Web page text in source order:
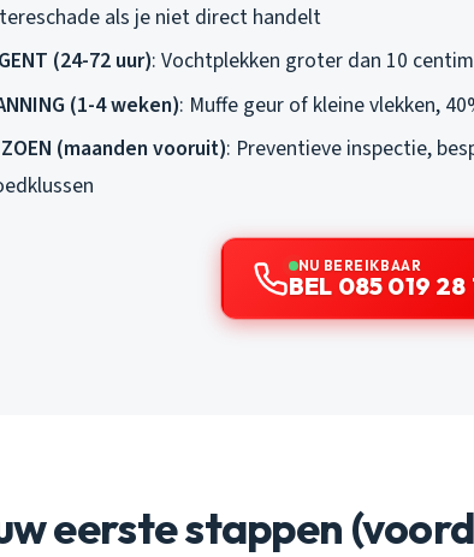
als je niet direct handelt
(24-72 uur): Vochtplekken groter dan 10
(1-4 weken): Muffe geur of kleine vlekken,
(maanden vooruit): Preventieve inspectie,
NU BEREIKBAAR
BEL 085 019 28
eerste stappen